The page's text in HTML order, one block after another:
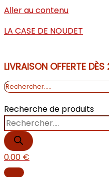
Aller au contenu
LA CASE DE NOUDET
LIVRAISON OFFERTE
Recherche de produits
0.00 €